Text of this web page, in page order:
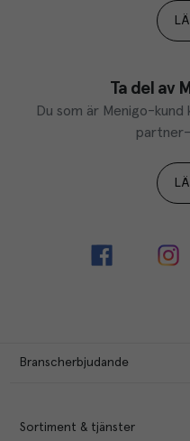
Ta del av
Du som är Menigo-kund
Branscherbjudande
Sortiment & tjänster